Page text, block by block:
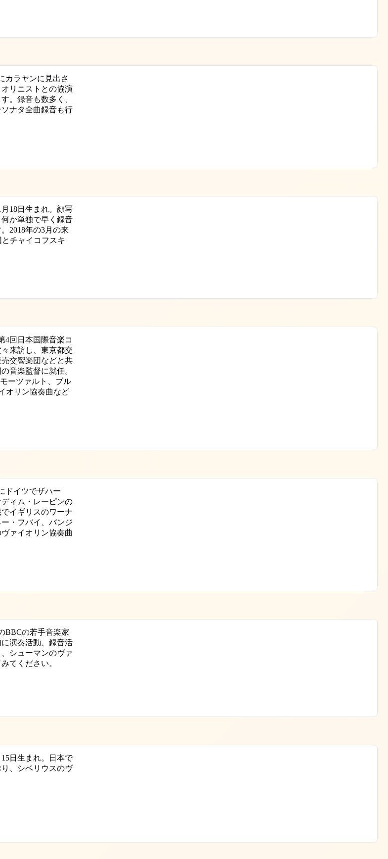
カラヤンに見出さ
リニストとの協演
。録音も数多く、
ナタ全曲録音も行
18日生まれ。顔写
か単独で早く録音
2018年の3月の来
チャイコフスキ
4回日本国際音楽コ
来訪し、東京都交
交響楽団などと共
音楽監督に就任。
ーツァルト、ブル
オリン協奏曲など
ドイツでザハー
ィム・レーピンの
イギリスのワーナ
・フバイ、バンジ
ァイオリン協奏曲
BBCの若手音楽家
演奏活動、録音活
シューマンのヴァ
てください。
日生まれ。日本で
、シベリウスのヴ